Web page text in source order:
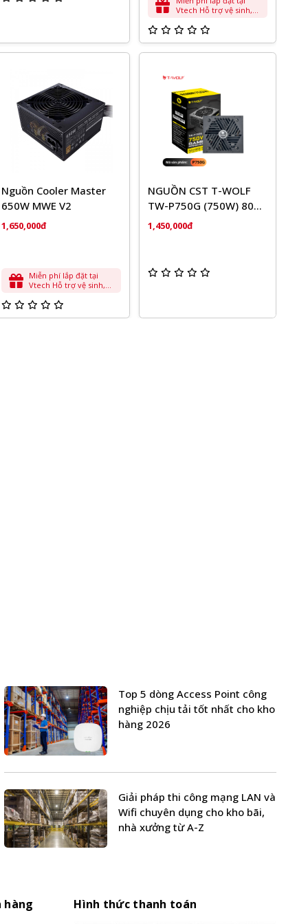
VGA Lenght
Limitation
358mm
PSU Lenght
Limitation
Vtech Hỗ trợ vệ sinh,
bản
Nguồn Cooler Master
650W MWE V2
1,650,000đ
Miễn phí lắp đặt tại
Vtech Hỗ trợ vệ sinh,
bản
NGUỒN CST T-WOLF
TW-P750G (750W) 80
Plus Bronze
1,450,000đ
Top 5 dòng Access Point công
nghiệp chịu tải tốt nhất cho kho
hàng 2026
Giải pháp thi công mạng LAN và
Wifi chuyên dụng cho kho bãi,
nhà xưởng từ A-Z
hàng Hình thức thanh toán